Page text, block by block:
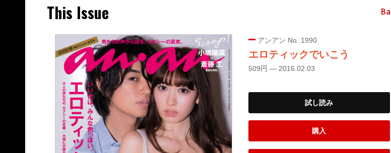
This Issue
アンアン No. 1990
エロティックでいこう
509円 — 2016.02.03
試し読み
購入